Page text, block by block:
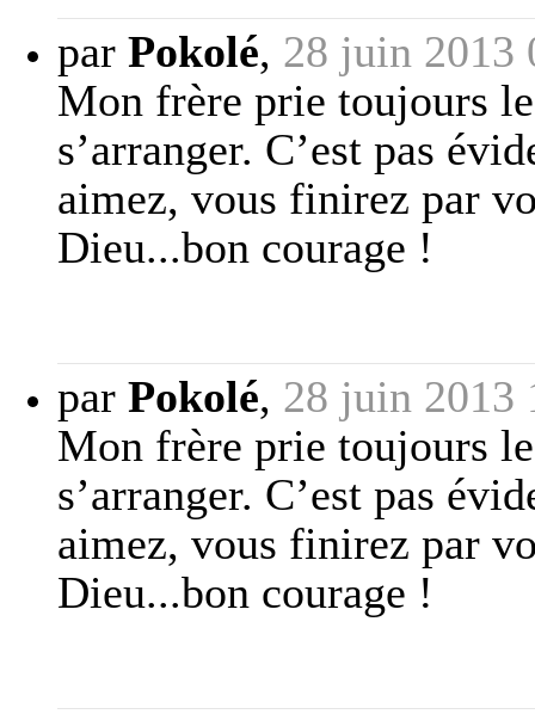
par Pokolé, 28 juin 2013
Mon frère prie toujours
s’arranger. C’est pas
aimez, vous finirez par
Dieu...bon courage !
par Pokolé, 28 juin 2013
Mon frère prie toujours
s’arranger. C’est pas
aimez, vous finirez par
Dieu...bon courage !